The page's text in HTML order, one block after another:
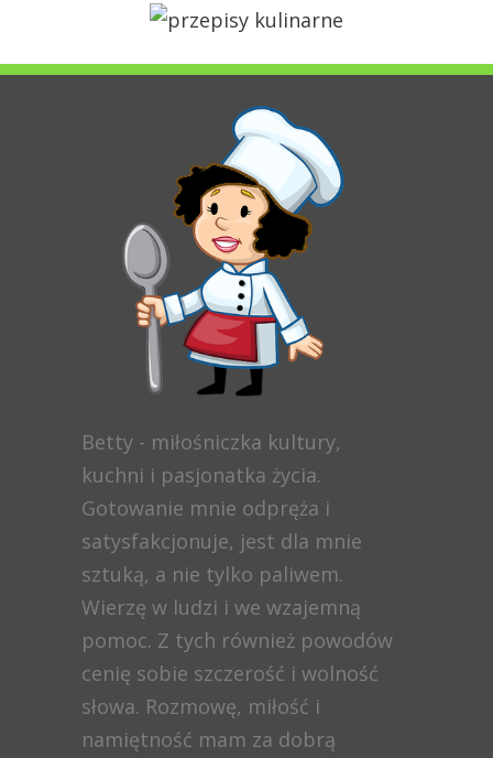
Betty - miłośniczka kultury,
kuchni i pasjonatka życia.
Gotowanie mnie odpręża i
satysfakcjonuje, jest dla mnie
sztuką, a nie tylko paliwem.
Wierzę w ludzi i we wzajemną
pomoc. Z tych również powodów
cenię sobie szczerość i wolność
słowa. Rozmowę, miłość i
namiętność mam za dobrą